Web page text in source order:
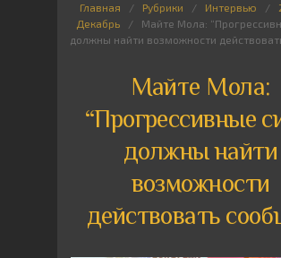
Главная Рубрики Интервью
Декабрь
Майте Мола:
должны найти возможности
Майте Мола:
“Прогрессивные
должны найти
возможности
действовать